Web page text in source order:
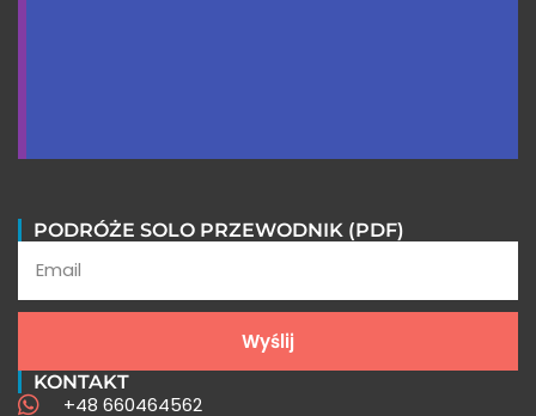
Wycieczki do Peru FAQ
Poznaj odpowiedzi na najczęściej
PODRÓŻE SOLO PRZEWODNIK (PDF)
Wyślij
KONTAKT
+48 660464562